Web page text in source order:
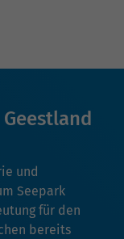
und
Seepark
für den
bereits